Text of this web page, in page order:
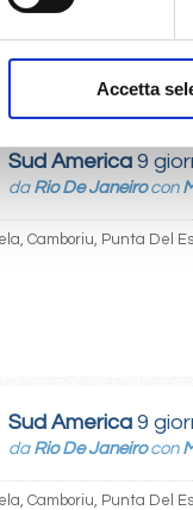
Accetta
Sud America 9
da Rio De Janeirocon
Camboriu, Punta Del
Sud America 9
da Rio De Janeirocon
Camboriu, Punta Del